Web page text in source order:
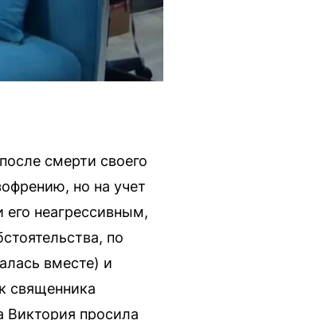
смерти своего
но на учет
его неагрессивным,
по
вместе) и
священника
Виктория просила